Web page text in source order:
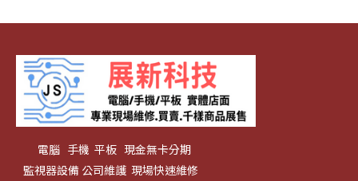
電腦 手機 平板 現金無卡分期
監視器設備 公司維護 現場快速維修